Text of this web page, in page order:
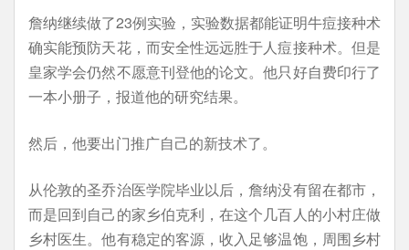
詹纳继续做了23例实验，实验数据都能证明牛痘接种术
确实能预防天花，而安全性远远胜于人痘接种术。但是
皇家学会仍然不愿意刊登他的论文。他只好自费印行了
一本小册子，报道他的研究结果。
然后，他要出门推广自己的新技术了。
从伦敦的圣乔治医学院毕业以后，詹纳没有留在都市，
而是回到自己的家乡伯克利，在这个几百人的小村庄做
乡村医生。他有稳定的客源，收入足够温饱，周围乡村